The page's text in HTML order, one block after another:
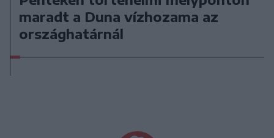
maradt a Duna vízhozama az
országhatárnál